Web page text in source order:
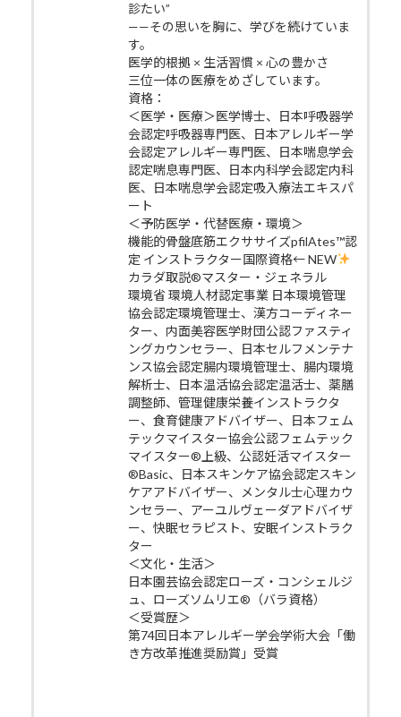
診たい”
——その思いを胸に、学びを続けていま
す。
医学的根拠 × 生活習慣 × 心の豊かさ
三位一体の医療をめざしています。
資格：
＜医学・医療＞医学博士、日本呼吸器学
会認定呼吸器専門医、日本アレルギー学
会認定アレルギー専門医、日本喘息学会
認定喘息専門医、日本内科学会認定内科
医、日本喘息学会認定吸入療法エキスパ
ート
＜予防医学・代替医療・環境＞
機能的骨盤底筋エクササイズpfilAtes™認
定 インストラクター国際資格← NEW
カラダ取説®マスター・ジェネラル
環境省 環境人材認定事業 日本環境管理
協会認定環境管理士、漢方コーディネー
ター、内面美容医学財団公認ファスティ
ングカウンセラー、日本セルフメンテナ
ンス協会認定腸内環境管理士、腸内環境
解析士、日本温活協会認定温活士、薬膳
調整師、管理健康栄養インストラクタ
ー、食育健康アドバイザー、日本フェム
テックマイスター協会公認フェムテック
マイスター®上級、公認妊活マイスター
®Basic、日本スキンケア協会認定スキン
ケアアドバイザー、メンタル士心理カウ
ンセラー、アーユルヴェーダアドバイザ
ー、快眠セラピスト、安眠インストラク
ター
＜文化・生活＞
日本園芸協会認定ローズ・コンシェルジ
ュ、ローズソムリエ®（バラ資格）
＜受賞歴＞
第74回日本アレルギー学会学術大会「働
き方改革推進奨励賞」受賞